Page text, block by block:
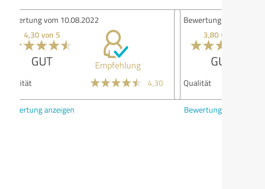
Bewertung vom 09.08.2022
3,80 von 5
Empfehlung
Qualität 3,80
Bewertung anzeigen